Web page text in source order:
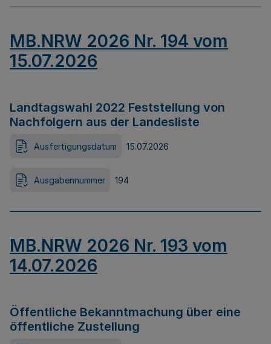
MB.NRW 2026 Nr. 194 vom
15.07.2026
Landtagswahl 2022 Feststellung von
Nachfolgern aus der Landesliste
Ausfertigungsdatum 15.07.2026
Ausgabennummer 194
MB.NRW 2026 Nr. 193 vom
14.07.2026
Öffentliche Bekanntmachung über eine
öffentliche Zustellung